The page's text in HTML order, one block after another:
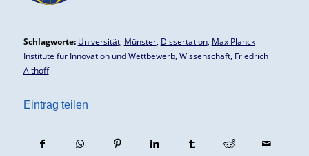
Schlagworte: Universität, Münster, Dissertation, Max Planck
Institute für Innovation und Wettbewerb, Wissenschaft, Friedrich
Althoff
Eintrag teilen